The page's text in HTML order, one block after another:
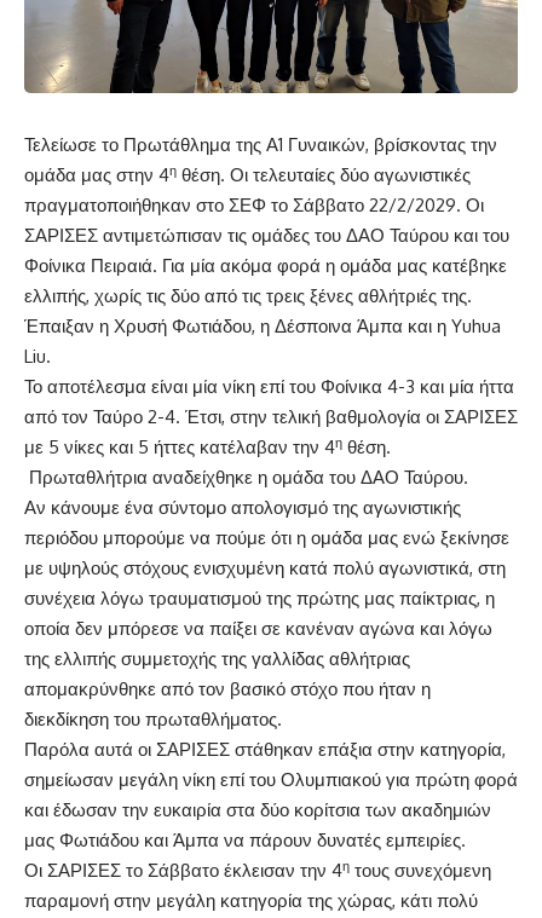
Τελείωσε το Πρωτάθλημα της Α1 Γυναικών, βρίσκοντας την
ομάδα μας στην 4η θέση. Οι τελευταίες δύο αγωνιστικές
πραγματοποιήθηκαν στο ΣΕΦ το Σάββατο 22/2/2029. Οι
ΣΑΡΙΣΕΣ αντιμετώπισαν τις ομάδες του ΔΑΟ Ταύρου και του
Φοίνικα Πειραιά. Για μία ακόμα φορά η ομάδα μας κατέβηκε
ελλιπής, χωρίς τις δύο από τις τρεις ξένες αθλήτριές της.
Έπαιξαν η Χρυσή Φωτιάδου, η Δέσποινα Άμπα και η Yuhua
Liu.
Το αποτέλεσμα είναι μία νίκη επί του Φοίνικα 4-3 και μία ήττα
από τον Ταύρο 2-4. Έτσι, στην τελική βαθμολογία οι ΣΑΡΙΣΕΣ
με 5 νίκες και 5 ήττες κατέλαβαν την 4η θέση.
Πρωταθλήτρια αναδείχθηκε η ομάδα του ΔΑΟ Ταύρου.
Αν κάνουμε ένα σύντομο απολογισμό της αγωνιστικής
περιόδου μπορούμε να πούμε ότι η ομάδα μας ενώ ξεκίνησε
με υψηλούς στόχους ενισχυμένη κατά πολύ αγωνιστικά, στη
συνέχεια λόγω τραυματισμού της πρώτης μας παίκτριας, η
οποία δεν μπόρεσε να παίξει σε κανέναν αγώνα και λόγω
της ελλιπής συμμετοχής της γαλλίδας αθλήτριας
απομακρύνθηκε από τον βασικό στόχο που ήταν η
διεκδίκηση του πρωταθλήματος.
Παρόλα αυτά οι ΣΑΡΙΣΕΣ στάθηκαν επάξια στην κατηγορία,
σημείωσαν μεγάλη νίκη επί του Ολυμπιακού για πρώτη φορά
και έδωσαν την ευκαιρία στα δύο κορίτσια των ακαδημιών
μας Φωτιάδου και Άμπα να πάρουν δυνατές εμπειρίες.
Οι ΣΑΡΙΣΕΣ το Σάββατο έκλεισαν την 4η τους συνεχόμενη
παραμονή στην μεγάλη κατηγορία της χώρας, κάτι πολύ